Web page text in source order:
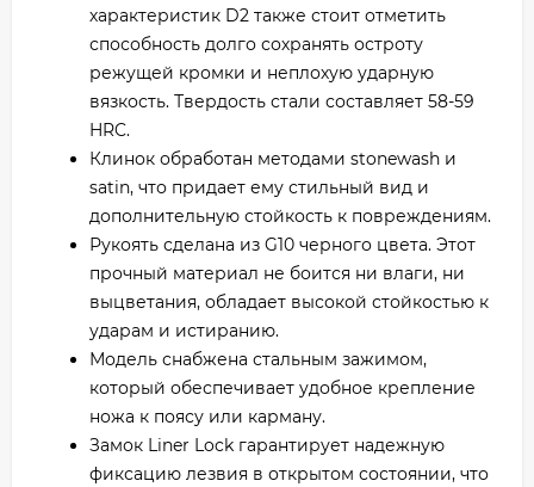
характеристик D2 также стоит отметить
способность долго сохранять остроту
режущей кромки и неплохую ударную
вязкость. Твердость стали составляет 58-59
HRC.
Клинок обработан методами stonewash и
satin, что придает ему стильный вид и
дополнительную стойкость к повреждениям.
Рукоять сделана из G10 черного цвета. Этот
прочный материал не боится ни влаги, ни
выцветания, обладает высокой стойкостью к
ударам и истиранию.
Модель снабжена стальным зажимом,
который обеспечивает удобное крепление
ножа к поясу или карману.
Замок Liner Lock гарантирует надежную
фиксацию лезвия в открытом состоянии, что